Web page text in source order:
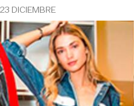
23 DICIEMBRE